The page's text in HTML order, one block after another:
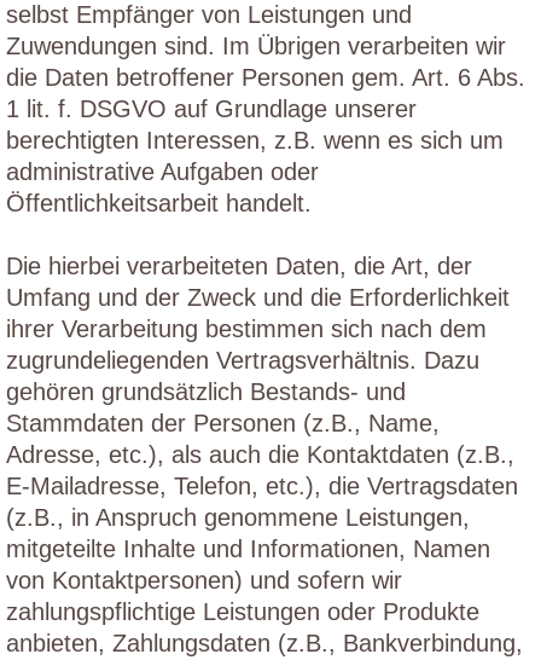
selbst Empfänger von Leistungen und
Zuwendungen sind. Im Übrigen verarbeiten wir
die Daten betroffener Personen gem. Art. 6 Abs.
1 lit. f. DSGVO auf Grundlage unserer
berechtigten Interessen, z.B. wenn es sich um
administrative Aufgaben oder
Öffentlichkeitsarbeit handelt.
Die hierbei verarbeiteten Daten, die Art, der
Umfang und der Zweck und die Erforderlichkeit
ihrer Verarbeitung bestimmen sich nach dem
zugrundeliegenden Vertragsverhältnis. Dazu
gehören grundsätzlich Bestands- und
Stammdaten der Personen (z.B., Name,
Adresse, etc.), als auch die Kontaktdaten (z.B.,
E-Mailadresse, Telefon, etc.), die Vertragsdaten
(z.B., in Anspruch genommene Leistungen,
mitgeteilte Inhalte und Informationen, Namen
von Kontaktpersonen) und sofern wir
zahlungspflichtige Leistungen oder Produkte
anbieten, Zahlungsdaten (z.B., Bankverbindung,